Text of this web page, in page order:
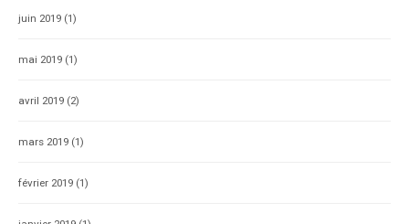
juin 2019 (1)
mai 2019 (1)
avril 2019 (2)
mars 2019 (1)
février 2019 (1)